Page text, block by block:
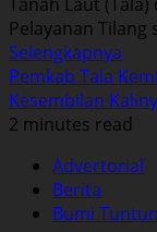
Pelayanan Tilang
Selengkapnya
Pemkab Tala
Kesembilan
2 minutes read
Advertorial
Berita
Bumi